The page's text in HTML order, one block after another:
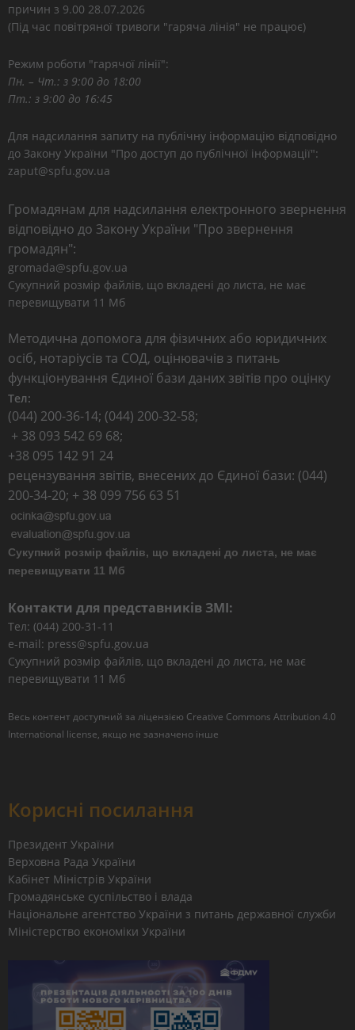
причин з 9.00 28.07.2026
(Під час повітряної тривоги "гаряча лінія" не працює)
Режим роботи "гарячої лінії":
Пн. – Чт.: з 9:00 до 18:00
Пт.: з 9:00 до 16:45
Для надсилання запиту на публічну інформацію відповідно
до Закону України "Про доступ до публічної інформації":
zaput@spfu.gov.ua
Громадянам для надсилання електронного звернення
відповідно до Закону України "Про звернення
громадян":
gromada@spfu.gov.ua
Сукупний розмір файлів, що вкладені до листа, не має
перевищувати 11 Мб
Методична допомога для фізичних або юридичних
осіб, нотаріусів та СОД, оцінювачів з питань
функціонування Єдиної бази даних звітів про оцінку
Тел:
(044) 200-36-14; (044) 200-32-58;
+ 38 093 542 69 68;
+38 095 142 91 24
рецензування звітів, внесених до Єдиної бази: (044)
200-34-20; + 38 099 756 63 51
Сукупний розмір файлів, що вкладені до листа, не має
перевищувати 11 Мб
Контакти для представників ЗМІ:
Тел: (044) 200-31-11
e-mail: press@spfu.gov.ua
Сукупний розмір файлів, що вкладені до листа, не має
перевищувати 11 Мб
Весь контент доступний за ліцензією Creative Commons Attribution 4.0
International license, якщо не зазначено інше
Корисні посилання
Президент України
Верховна Рада України
Кабінет Міністрів України
Громадянське суспільство і влада
Національне агентство України з питань державної служби
Міністерство економіки України